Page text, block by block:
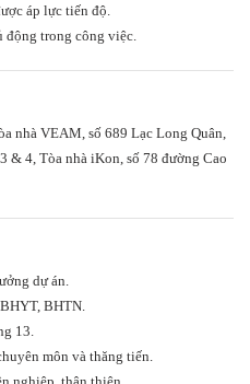
áp lực tiến độ.
động trong công việc.
nhà VEAM, số 689 Lạc Long Quân,
& 4, Tòa nhà iKon, số 78 đường Cao
dự án.
BHTN.
13.
môn và thăng tiến.